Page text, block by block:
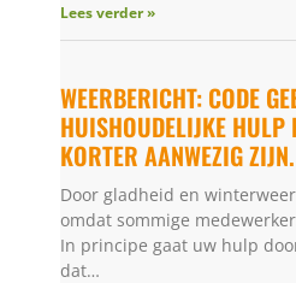
Lees verder »
WEERBERICHT: CODE
HUISHOUDELIJKE HULP
KORTER AANWEZIG ZIJN.
Door gladheid en
omdat sommige
In principe gaat uw hulp
dat…